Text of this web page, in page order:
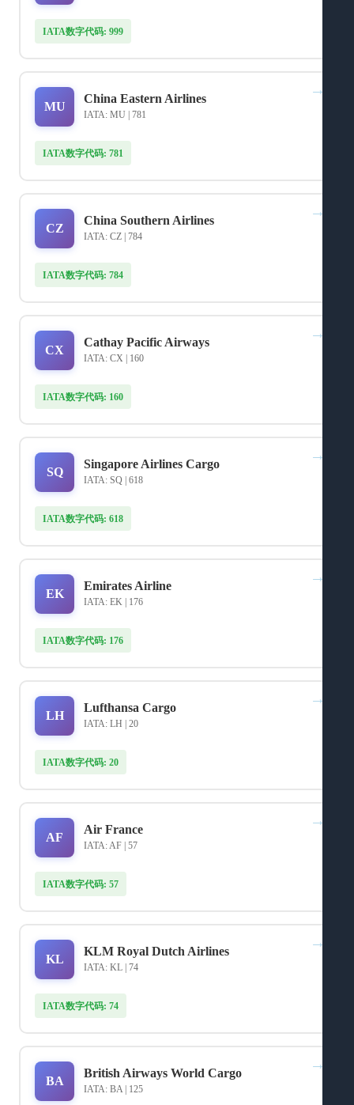
IATA数字代码: 999
MU
China Eastern Airlines
IATA: MU | 781
IATA数字代码: 781
→
CZ
China Southern Airlines
IATA: CZ | 784
IATA数字代码: 784
→
CX
Cathay Pacific Airways
IATA: CX | 160
IATA数字代码: 160
→
SQ
Singapore Airlines Cargo
IATA: SQ | 618
IATA数字代码: 618
→
EK
Emirates Airline
IATA: EK | 176
IATA数字代码: 176
→
LH
Lufthansa Cargo
IATA: LH | 20
IATA数字代码: 20
→
AF
Air France
IATA: AF | 57
IATA数字代码: 57
→
KL
KLM Royal Dutch Airlines
IATA: KL | 74
IATA数字代码: 74
→
BA
British Airways World Cargo
IATA: BA | 125
→